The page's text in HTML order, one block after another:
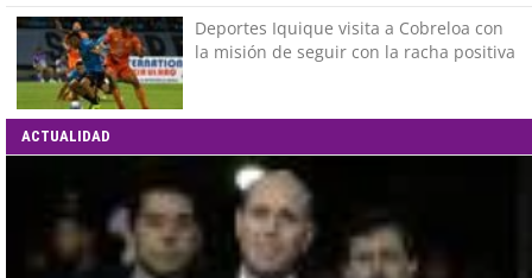
Deportes Iquique visita a Cobreloa con
la misión de seguir con la racha positiva
ACTUALIDAD